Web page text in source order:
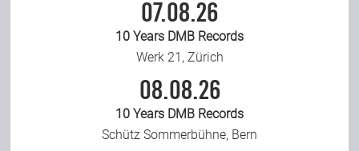
07.08.26
10 Years DMB Records
Werk 21, Zürich
08.08.26
10 Years DMB Records
Schütz Sommerbühne, Bern